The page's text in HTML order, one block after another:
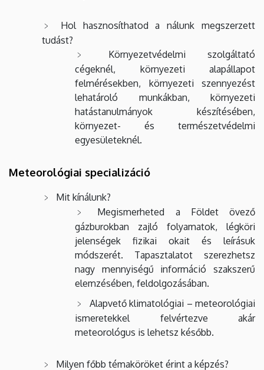
Hol hasznosíthatod a nálunk megszerzett
tudást?
Környezetvédelmi szolgáltató
cégeknél, környezeti alapállapot
felmérésekben, környezeti szennyezést
lehatároló munkákban, környezeti
hatástanulmányok készítésében,
környezet- és természetvédelmi
egyesületeknél.
Meteorológiai specializáció
Mit kínálunk?
Megismerheted a Földet övező
gázburokban zajló folyamatok, légköri
jelenségek fizikai okait és leírásuk
módszerét. Tapasztalatot szerezhetsz
nagy mennyiségű információ szakszerű
elemzésében, feldolgozásában.
Alapvető klimatológiai – meteorológiai
ismeretekkel felvértezve akár
meteorológus is lehetsz később.
Milyen főbb témaköröket érint a képzés?